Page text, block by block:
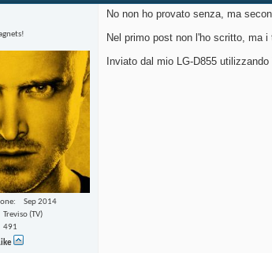
Sep 2014
Treviso (TV)
491
No non ho provato senza, ma
Nel primo post non l'ho scritto, ma
Inviato dal mio LG-D855 utilizzando